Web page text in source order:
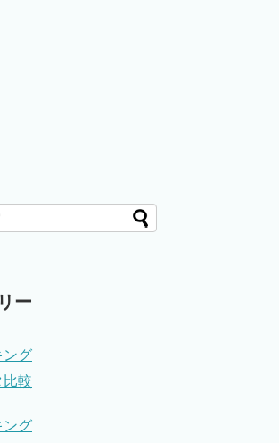
ー
ング
比較
ング